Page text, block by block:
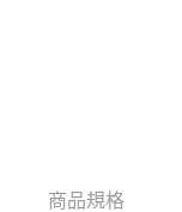
商品規格